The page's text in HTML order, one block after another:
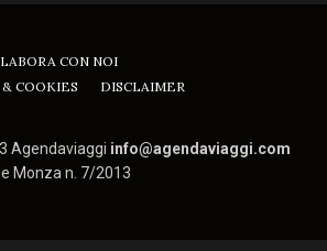
CON NOI
COOKIES
DISCLAIMER
Agendaviaggi info@agendaviaggi.com
Monza n. 7/2013